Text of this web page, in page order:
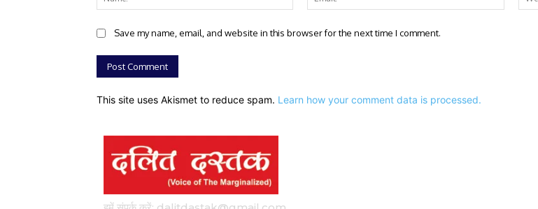
Save my name, email, and website in this browser for the next time I comment.
This site uses Akismet to reduce spam. Learn how your comment data is processed.